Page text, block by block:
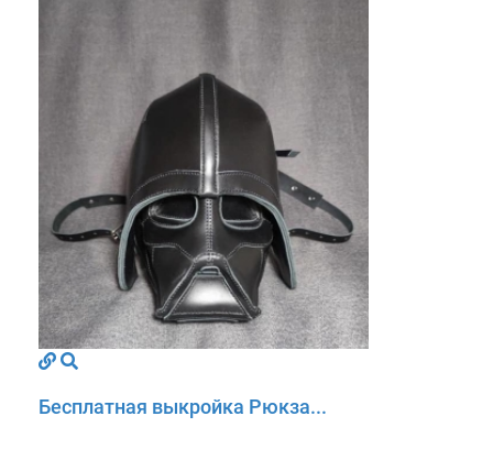
Бесплатная выкройка Рюкза...